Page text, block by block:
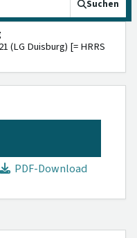
Suchen
(LG Duisburg) [= HRRS
PDF-Download